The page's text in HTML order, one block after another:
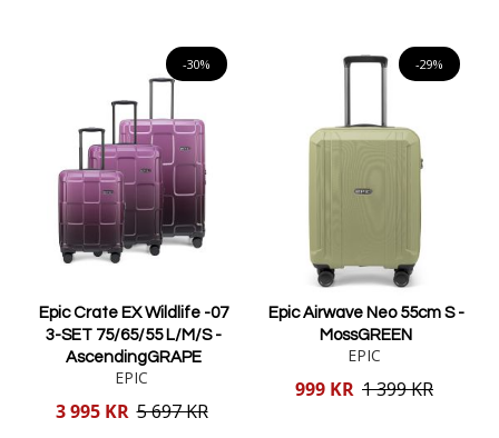
-30%
Epic Crate EX Wildlife -07
3-SET 75/65/55 L/M/S -
AscendingGRAPE
EPIC
Reducerat
3 995 KR 5 697 KR
-29%
Epic Airwave Neo 55cm S -
MossGREEN
EPIC
Reducerat
999 KR 1 399 KR